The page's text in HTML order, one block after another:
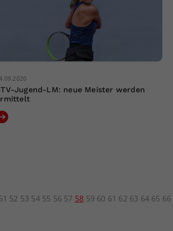
Jugend-LM: neue Meister werden
52 53 54 55 56 57 58 59 60 61 62 63 64 65 66